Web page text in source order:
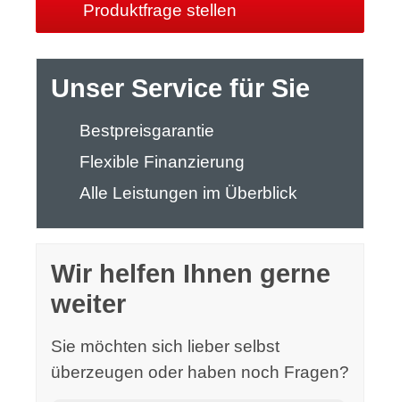
Produktfrage stellen
Unser Service für Sie
Bestpreisgarantie
Flexible Finanzierung
Alle Leistungen im Überblick
Wir helfen Ihnen gerne
weiter
Sie möchten sich lieber selbst
überzeugen oder haben noch Fragen?